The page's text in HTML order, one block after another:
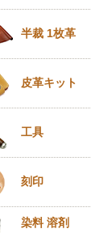
半裁 1枚革
皮革キット
工具
刻印
染料 溶剤